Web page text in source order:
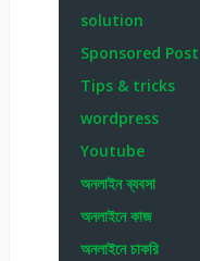
solution
Sponsored Post
Tips & tricks
wordpress
Youtube
অনলাইন ব্যবসা
অনলাইনে কাজ
অনলাইনে চাকরি